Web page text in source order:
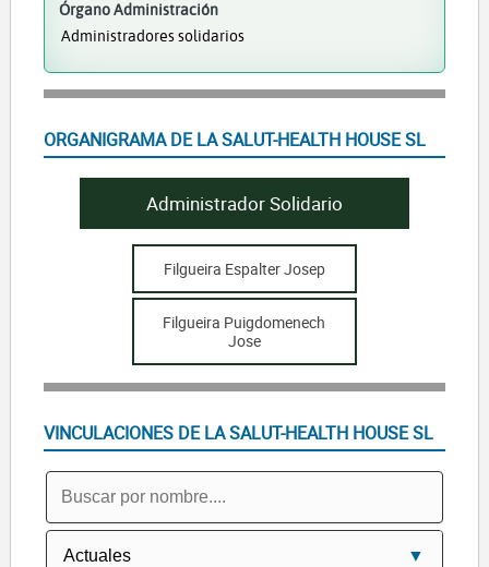
Órgano Administración
Administradores solidarios
ORGANIGRAMA DE LA SALUT-HEALTH HOUSE SL
Administrador Solidario
Filgueira Espalter Josep
Filgueira Puigdomenech
Jose
VINCULACIONES DE LA SALUT-HEALTH HOUSE SL